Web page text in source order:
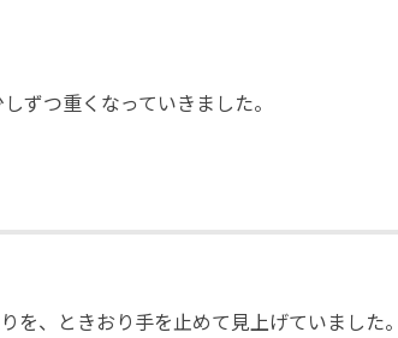
ずつ重くなっていきました。
を、ときおり手を止めて見上げていました